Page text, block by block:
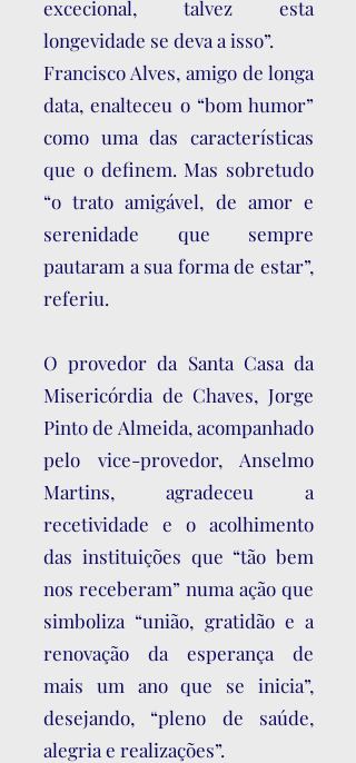
excecional, talvez esta
longevidade se deva a isso”.
Francisco Alves, amigo de longa
data, enalteceu o “bom humor”
como uma das características
que o definem. Mas sobretudo
“o trato amigável, de amor e
serenidade que sempre
pautaram a sua forma de estar”,
referiu.
O provedor da Santa Casa da
Misericórdia de Chaves, Jorge
Pinto de Almeida, acompanhado
pelo vice-provedor, Anselmo
Martins, agradeceu a
recetividade e o acolhimento
das instituições que “tão bem
nos receberam” numa ação que
simboliza “união, gratidão e a
renovação da esperança de
mais um ano que se inicia”,
desejando, “pleno de saúde,
alegria e realizações”.